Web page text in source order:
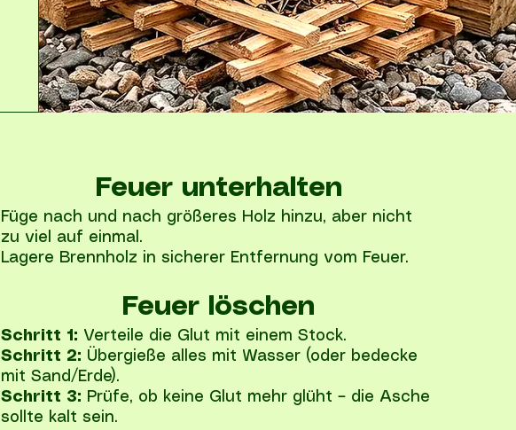
Feuer unterhalten
Füge nach und nach größeres Holz hinzu, aber nicht
zu viel auf einmal.
Lagere Brennholz in sicherer Entfernung vom Feuer.
Feuer löschen
Schritt 1: Verteile die Glut mit einem Stock.
Schritt 2: Übergieße alles mit Wasser (oder bedecke
mit Sand/Erde).
Schritt 3: Prüfe, ob keine Glut mehr glüht – die Asche
sollte kalt sein.